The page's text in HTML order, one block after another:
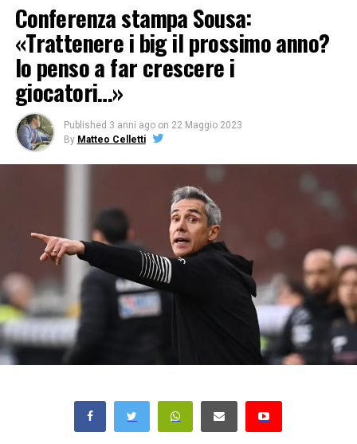
Conferenza stampa Sousa:
«Trattenere i big il prossimo anno?
Io penso a far crescere i
giocatori…»
Published 3 anni ago on 22 Maggio 2023
By Matteo Celletti